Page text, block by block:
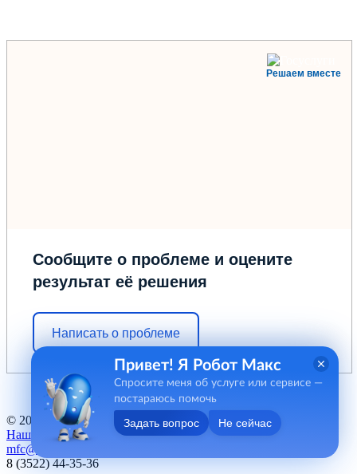
Решаем вместе
Сообщите о проблеме и оцените
результат её решения
Написать о проблеме
© 2012 - 2026 ГБУ "МФЦ" Курганской области
Наш баннер
mfc@kurganobl.ru
8 (3522) 44-35-36
Привет! Я Робот Макс
Спросите меня об услуге или сервисе —
постараюсь помочь
Задать вопрос Не сейчас